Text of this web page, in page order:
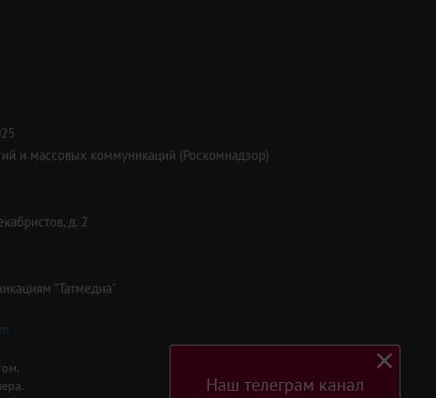
и массовых коммуникаций (Роскомнадзор)
д. 2
"Татмедиа"
Наш телеграм канал